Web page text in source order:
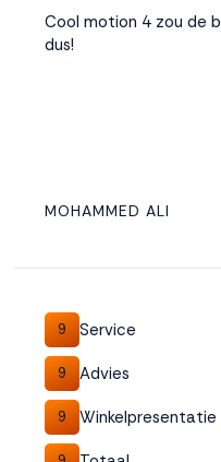
Cool motion 4 zou de
dus!
MOHAMMED ALI
9 Service
9 Advies
9 Winkelpresentatie